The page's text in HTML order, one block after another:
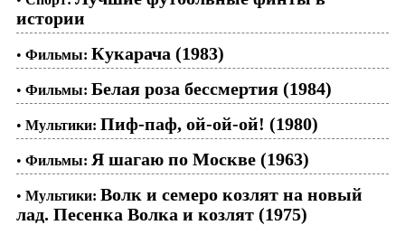
истории
• Фильмы: Кукарача (1983)
• Фильмы: Белая роза бессмертия (1984)
• Мультики: Пиф-паф, ой-ой-ой! (1980)
• Фильмы: Я шагаю по Москве (1963)
• Мультики: Волк и семеро козлят на новый
лад. Песенка Волка и козлят (1975)